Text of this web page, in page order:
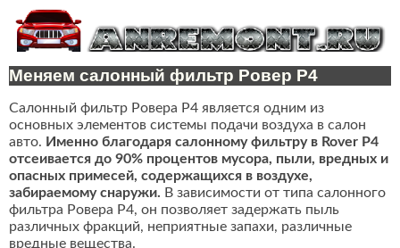
Меняем салонный фильтр Ровер Р4
Салонный фильтр Ровера Р4 является одним из
основных элементов системы подачи воздуха в салон
авто. Именно благодаря салонному фильтру в Rover P4
отсеивается до 90% процентов мусора, пыли, вредных и
опасных примесей, содержащихся в воздухе,
забираемому снаружи. В зависимости от типа салонного
фильтра Ровера Р4, он позволяет задержать пыль
различных фракций, неприятные запахи, различные
вредные вещества.